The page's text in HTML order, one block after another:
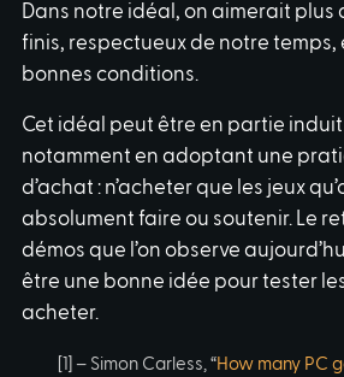
Dans notre idéal, on aimerait plus
finis, respectueux de notre temps,
bonnes conditions.
Cet idéal peut être en partie induit
notamment en adoptant une
d’achat : n’acheter que les jeux
absolument faire ou soutenir. Le
démos que l’on observe
être une bonne idée pour tester
acheter.
[1] – Simon Carless, “How many PC